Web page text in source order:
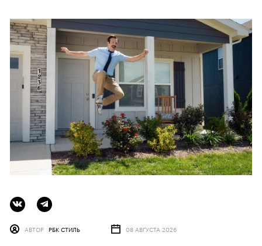
АВТОР РБК СТИЛЬ 08 АВГУСТА 2026